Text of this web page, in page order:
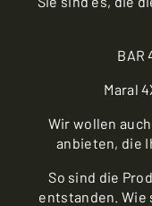
BAR
Maral
Wir wollen
anbieten, die
So sind die
entstanden. Wie